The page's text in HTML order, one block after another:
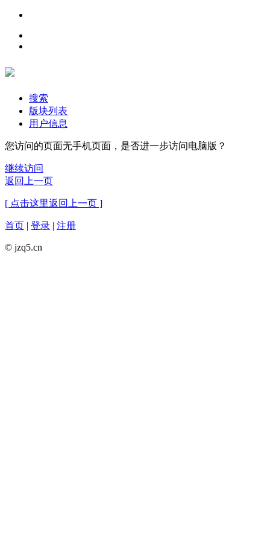
搜索
版块列表
用户信息
您访问的页面无手机页面，是否进一步访问电脑版？
继续访问
返回上一页
[ 点击这里返回上一页 ]
首页 | 登录 | 注册
© jzq5.cn